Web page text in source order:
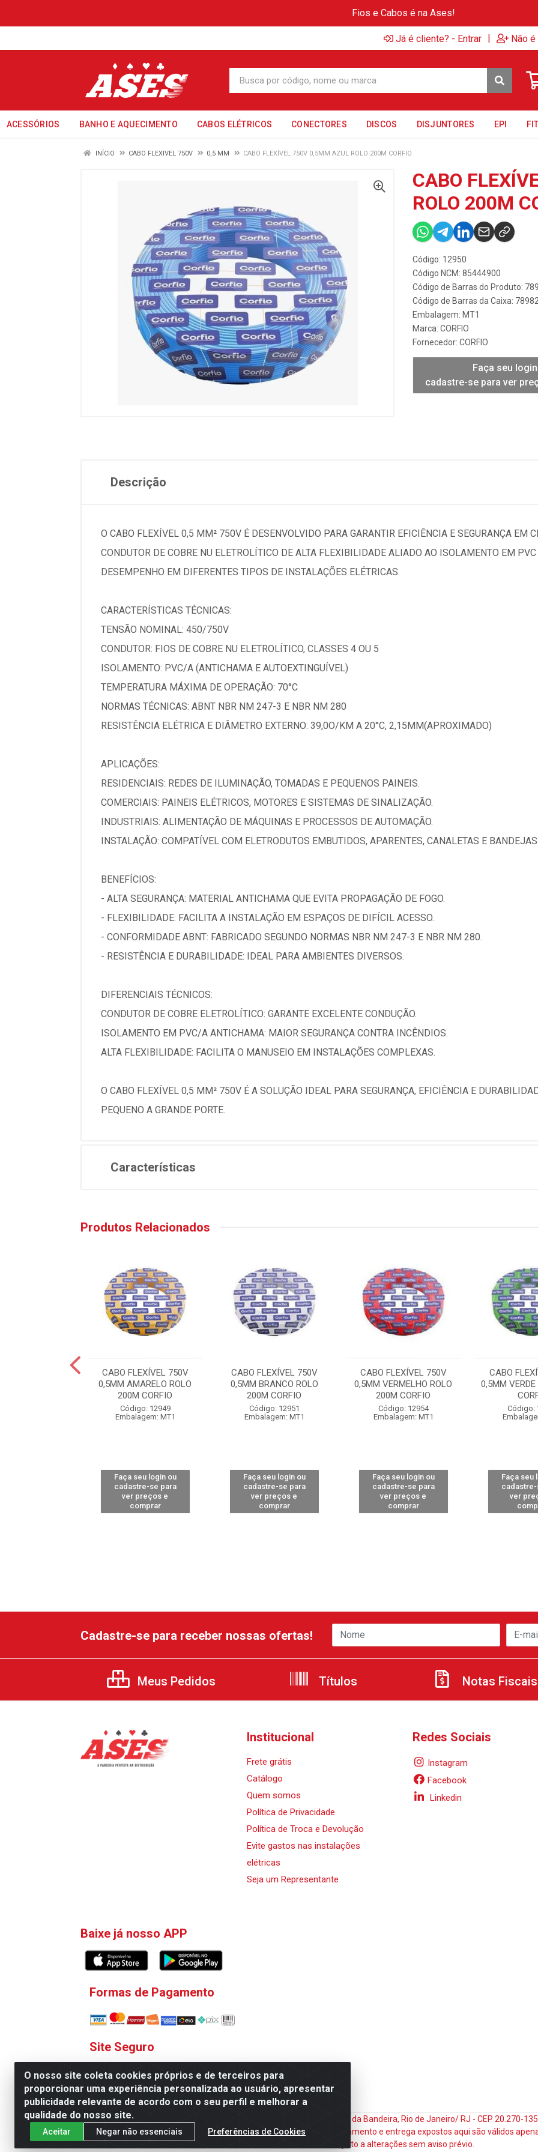
Fios e Cabos é na Ases!
Já é cliente? - Entrar | Não
ACESSÓRIOS BANHO E AQUECIMENTO CABOS ELÉTRICOS CONECTORES DISCOS DISJUNTORES EPI
INÍCIO CABO FLEXIVEL 750V 0,5 MM CABO FLEXÍVEL 750V 0,5MM AZUL ROLO 200M CORFIO
CABO
ROLO 200M
Código: 12950
Código NCM: 85444900
Código de Barras do Produto:
Código de Barras da Caixa:
Embalagem: MT1
Marca: CORFIO
Fornecedor: CORFIO
Faça seu
cadastre-se para ver
Descrição
O CABO FLEXÍVEL 0,5 MM² 750V É DESENVOLVIDO PARA GARANTIR EFICIÊNCIA E SEGURANÇA EM
CONDUTOR DE COBRE NU ELETROLÍTICO DE ALTA FLEXIBILIDADE ALIADO AO ISOLAMENTO EM
DESEMPENHO EM DIFERENTES TIPOS DE INSTALAÇÕES ELÉTRICAS.
CARACTERÍSTICAS TÉCNICAS:
TENSÃO NOMINAL: 450/750V
CONDUTOR: FIOS DE COBRE NU ELETROLÍTICO, CLASSES 4 OU 5
ISOLAMENTO: PVC/A (ANTICHAMA E AUTOEXTINGUÍVEL)
TEMPERATURA MÁXIMA DE OPERAÇÃO: 70°C
NORMAS TÉCNICAS: ABNT NBR NM 247-3 E NBR NM 280
RESISTÊNCIA ELÉTRICA E DIÂMETRO EXTERNO: 39,0O/KM A 20°C, 2,15MM(APROXIMADO)
APLICAÇÕES:
RESIDENCIAIS: REDES DE ILUMINAÇÃO, TOMADAS E PEQUENOS PAINEIS.
COMERCIAIS: PAINEIS ELÉTRICOS, MOTORES E SISTEMAS DE SINALIZAÇÃO.
INDUSTRIAIS: ALIMENTAÇÃO DE MÁQUINAS E PROCESSOS DE AUTOMAÇÃO.
INSTALAÇÃO: COMPATÍVEL COM ELETRODUTOS EMBUTIDOS, APARENTES, CANALETAS E
BENEFÍCIOS:
- ALTA SEGURANÇA: MATERIAL ANTICHAMA QUE EVITA PROPAGAÇÃO DE FOGO.
- FLEXIBILIDADE: FACILITA A INSTALAÇÃO EM ESPAÇOS DE DIFÍCIL ACESSO.
- CONFORMIDADE ABNT: FABRICADO SEGUNDO NORMAS NBR NM 247-3 E NBR NM 280.
- RESISTÊNCIA E DURABILIDADE: IDEAL PARA AMBIENTES DIVERSOS.
DIFERENCIAIS TÉCNICOS:
CONDUTOR DE COBRE ELETROLÍTICO: GARANTE EXCELENTE CONDUÇÃO.
ISOLAMENTO EM PVC/A ANTICHAMA: MAIOR SEGURANÇA CONTRA INCÊNDIOS.
ALTA FLEXIBILIDADE: FACILITA O MANUSEIO EM INSTALAÇÕES COMPLEXAS.
O CABO FLEXÍVEL 0,5 MM² 750V É A SOLUÇÃO IDEAL PARA SEGURANÇA, EFICIÊNCIA E
PEQUENO A GRANDE PORTE.
Características
Produtos Relacionados
CABO FLEXÍVEL 750V
0,5MM AMARELO ROLO
200M CORFIO
Código: 12949
Embalagem: MT1
Faça seu login ou
cadastre-se para
ver preços e
comprar
CABO FLEXÍVEL 750V
0,5MM BRANCO ROLO
200M CORFIO
Código: 12951
Embalagem: MT1
Faça seu login ou
cadastre-se para
ver preços e
comprar
CABO FLEXÍVEL 750V
0,5MM VERMELHO ROLO
200M CORFIO
Código: 12954
Embalagem: MT1
Faça seu login ou
cadastre-se para
ver preços e
comprar
CABO
0,5MM
Código:
Faça seu
ver
O nosso site coleta cookies próprios e de terceiros para
proporcionar uma experiência personalizada ao usuário, apresentar
publicidade relevante de acordo com o seu perfil e melhorar a
qualidade do nosso site.
Aceitar Negar não essenciais Preferências de Cookies
Cadastre-se para receber nossas ofertas!
Meus Pedidos Títulos Notas Fiscais
Institucional
Frete grátis
Catálogo
Quem somos
Política de Privacidade
Política de Troca e Devolução
Evite gastos nas instalações
elétricas
Seja um Representante
Redes Sociais
Instagram
Facebook
Linkedin
Baixe já nosso APP
Formas de Pagamento
Site Seguro
V. C. Ferragens LTDA - Rua do Matoso, 132 - Praça da Bandeira, Rio de Janeiro/ RJ - CEP 20.270-
Todas as regras de promoções, descontos, preços e prazos de pagamento e entrega expostos aqui são válidos
sujeito a alterações sem aviso prévio.